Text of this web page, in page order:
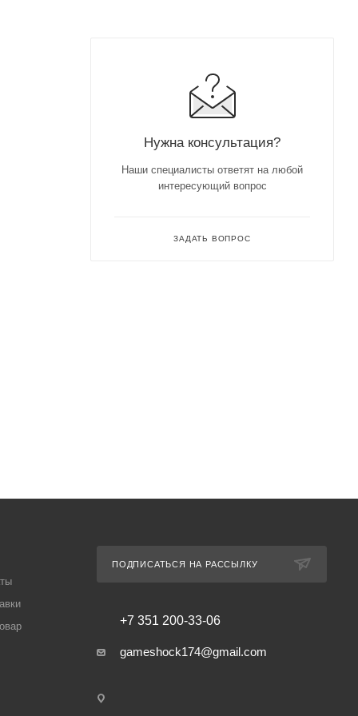
Нужна консультация?
Наши специалисты ответят на любой
интересующий вопрос
ЗАДАТЬ ВОПРОС
ПОДПИСАТЬСЯ НА РАССЫЛКУ
+7 351 200-33-06
gameshock174@gmail.com